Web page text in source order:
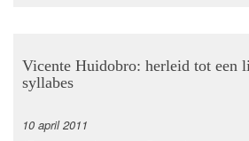
Vicente Huidobro: herleid tot een
syllabes
10 april 2011